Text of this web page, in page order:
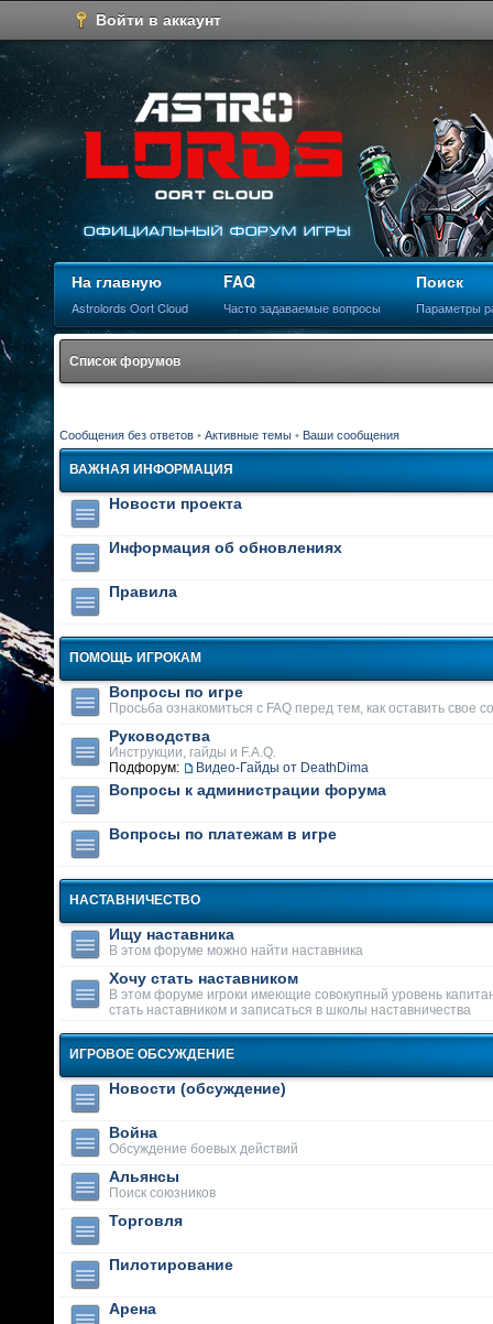
Войти в аккаунт
На главную
Astrolords Oort Cloud
FAQ
Часто задаваемые вопросы
Поиск
Параметры
Список форумов
Сообщения без ответов • Активные темы • Ваши сообщения
ВАЖНАЯ ИНФОРМАЦИЯ
Новости проекта
Информация об обновлениях
Правила
ПОМОЩЬ ИГРОКАМ
Вопросы по игре
Просьба ознакомиться с FAQ перед тем, как оставить свое
Руководства
Инструкции, гайды и F.A.Q.
Подфорум:
Видео-Гайды от DeathDima
Вопросы к администрации форума
Вопросы по платежам в игре
НАСТАВНИЧЕСТВО
Ищу наставника
В этом форуме можно найти наставника
Хочу стать наставником
В этом форуме игроки имеющие совокупный уровень
стать наставником и записаться в школы наставничества
ИГРОВОЕ ОБСУЖДЕНИЕ
Новости (обсуждение)
Война
Обсуждение боевых действий
Альянсы
Поиск союзников
Торговля
Пилотирование
Арена